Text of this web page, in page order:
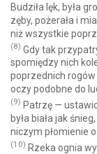
Budziła lęk, była
zęby, pożerała i
niż wszystkie
(8) Gdy tak
spomiędzy nich
poprzednich rogów
oczy podobne do
(9) Patrzę —
była biała jak
niczym płomienie
(10) Rzeka ognia